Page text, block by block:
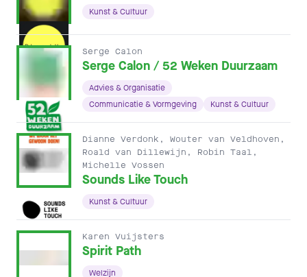
Kunst & Cultuur
Serge Calon
Serge Calon / 52 Weken Duurzaam
Advies & Organisatie
Communicatie & Vormgeving
Kunst & Cultuur
Dianne Verdonk, Wouter van Veldhoven,
Roald van Dillewijn, Robin Taal,
Michelle Vossen
Sounds Like Touch
Kunst & Cultuur
Karen Vuijsters
Spirit Path
Welzijn